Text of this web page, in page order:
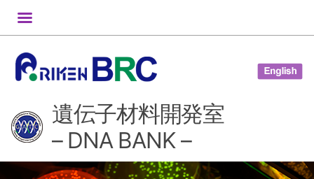
テ
へ
ス
キ
ッ
プ
遺伝子材料開発室
– DNA BANK –